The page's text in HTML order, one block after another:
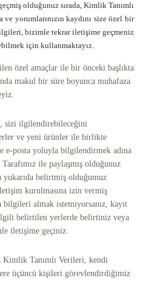
olduğunuz sırada, Kimlik Tanımlı
yorumlarınızın kaydını size özel bir
bizimle tekrar iletişime geçmeniz
için kullanmaktayız.
özel amaçlar ile bir önceki başlıkta
makul bir süre boyunca muhafaza
sizi ilgilendirebileceğini
ve yeni ürünler ile birlikte
e-posta yoluyla bilgilendirmek adına
ile paylaşmış olduğunuz
belirtmiş olduğumuz
kurulmasına izin vermiş
bilgileri almak istemiyorsanız, kayıt
belirtilen yerlerde belirtiniz veya
iletişime geçiniz.
Kimlik Tanımlı Verileri, kendi
üçüncü kişileri görevlendirdiğimiz